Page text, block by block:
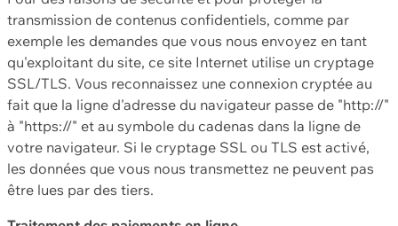
transmission de contenus confidentiels, comme par
exemple les demandes que vous nous envoyez en tant
qu'exploitant du site, ce site Internet utilise un cryptage
SSL/TLS. Vous reconnaissez une connexion cryptée au
fait que la ligne d'adresse du navigateur passe de "http://"
à "https://" et au symbole du cadenas dans la ligne de
votre navigateur. Si le cryptage SSL ou TLS est activé,
les données que vous nous transmettez ne peuvent pas
être lues par des tiers.